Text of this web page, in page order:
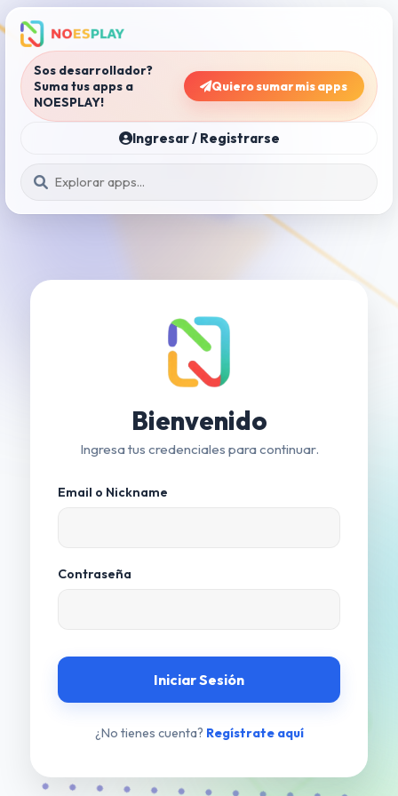
Sos desarrollador?
Suma tus apps a
NOESPLAY!
Quiero sumar mis apps
Ingresar / Registrarse
Bienvenido
Ingresa tus credenciales para continuar.
Email o Nickname
Contraseña
Iniciar Sesión
¿No tienes cuenta? Regístrate aquí